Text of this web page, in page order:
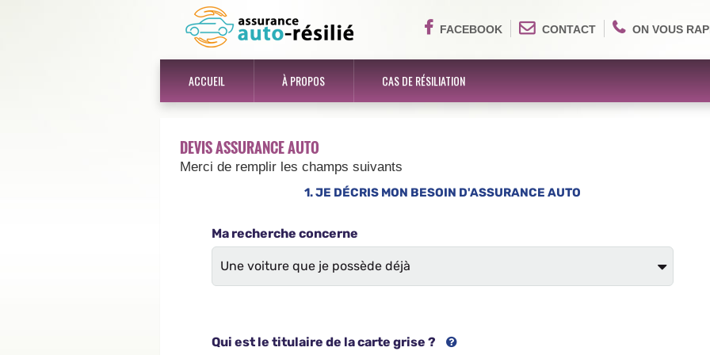
FACEBOOK CONTACT ON VOUS
ACCUEIL À PROPOS CAS DE RÉSILIATION
DEVIS ASSURANCE AUTO
Merci de remplir les champs suivants